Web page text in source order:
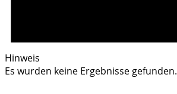
Hinweis
Es wurden keine Ergebnisse gefunden.